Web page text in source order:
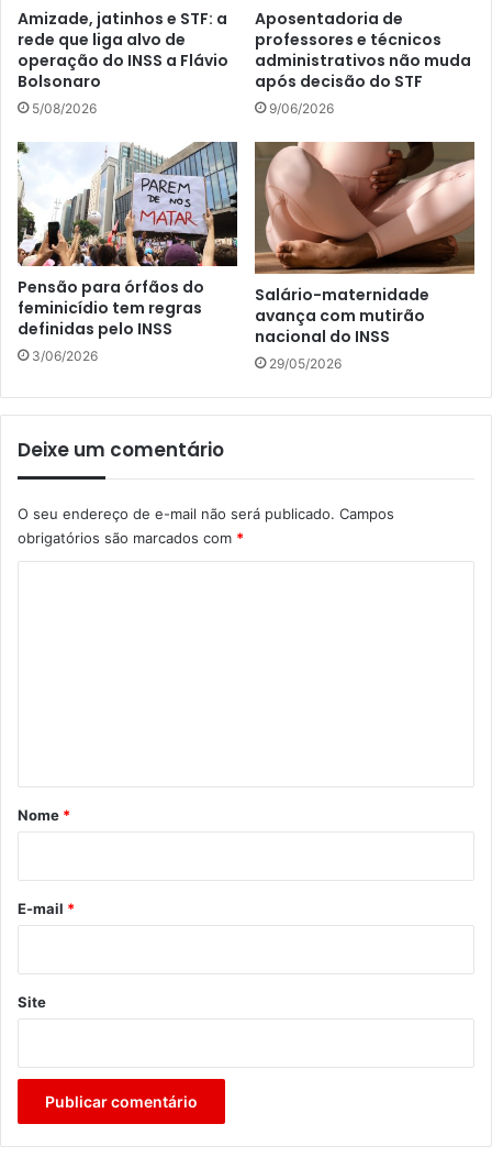
Amizade, jatinhos e STF: a
rede que liga alvo de
operação do INSS a Flávio
Bolsonaro
5/08/2026
Aposentadoria de
professores e técnicos
administrativos não muda
após decisão do STF
9/06/2026
Pensão para órfãos do
feminicídio tem regras
definidas pelo INSS
3/06/2026
Salário-maternidade
avança com mutirão
nacional do INSS
29/05/2026
Deixe um comentário
O seu endereço de e-mail não será publicado. Campos
obrigatórios são marcados com *
r
*
Nome *
E-mail *
Site